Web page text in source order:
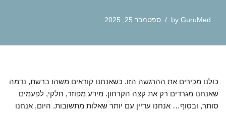
by GuruMed ספטמבר 25, 2025
כולנו מכירים את ההרגשה הזו. כשאנחנו קוראים משהו ברשת, נדמה
שאנחנו מגרדים רק את קצה הקרחון. מידע מפוזר, חלקי, לפעמים
סותר, ובסוף… אנחנו עדיין עם יותר שאלות מתשובות. היום, אנחנו